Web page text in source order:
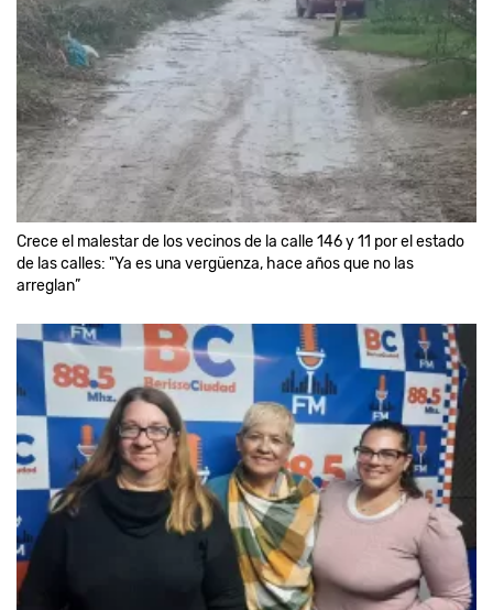
Crece el malestar de los vecinos de la calle 146 y 11 por el estado
de las calles: "Ya es una vergüenza, hace años que no las
arreglan”